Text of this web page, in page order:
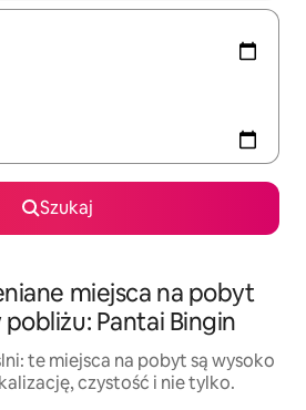
Szukaj
miejsca na pobyt
Pantai Bingin
te miejsca na pobyt są wysoko
czystość i nie tylko.